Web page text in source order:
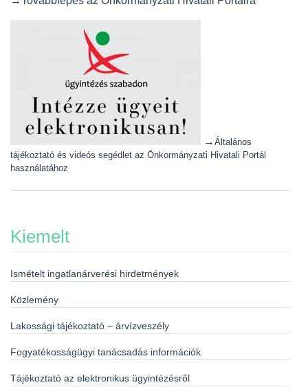
→ Általános
tájékoztató és videós segédlet az Önkormányzati Hivatali Portál
használatához
Kiemelt
Ismételt ingatlanárverési hirdetmények
Közlemény
Lakossági tájékoztató – árvízveszély
Fogyatékosságügyi tanácsadás információk
Tájékoztató az elektronikus ügyintézésről